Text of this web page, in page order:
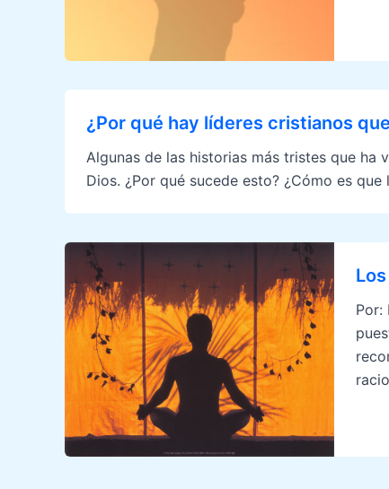
¿Por qué hay líderes cristianos
Algunas de las historias más tristes que
Dios. ¿Por qué sucede esto? ¿Cómo es
Por: